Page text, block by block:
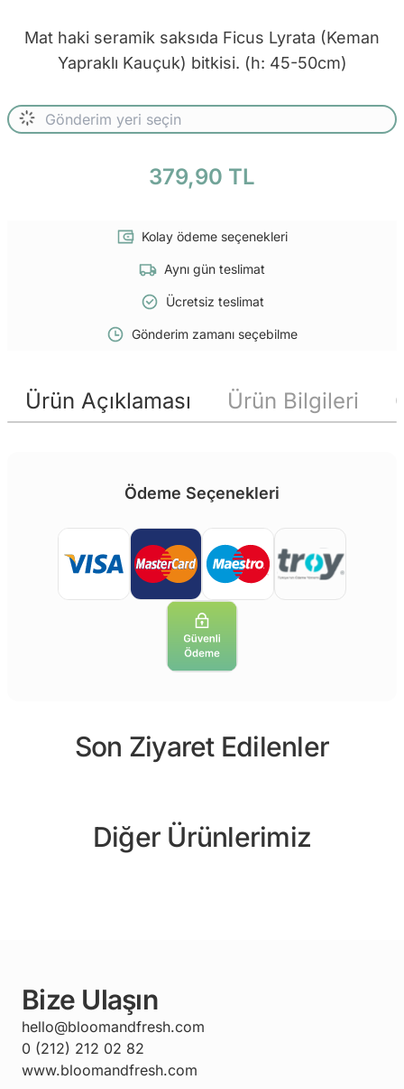
Mat haki seramik saksıda Ficus Lyrata (Keman
Yapraklı Kauçuk) bitkisi. (h: 45-50cm)
379,90 TL
Kolay ödeme seçenekleri
Aynı gün teslimat
Ücretsiz teslimat
Gönderim zamanı seçebilme
Ürün Açıklaması Ürün Bilgileri
Ödeme Seçenekleri
Son Ziyaret Edilenler
Diğer Ürünlerimiz
Bize Ulaşın
hello@bloomandfresh.com
0 (212) 212 02 82
www.bloomandfresh.com